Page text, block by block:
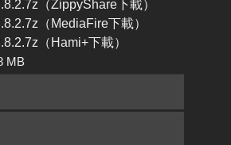
（ZippyShare下載）
（MediaFire下載）
（Hami+下載）
MB